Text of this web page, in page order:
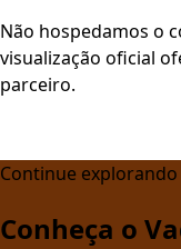
Não hospedamos o
visualização oficial
parceiro.
Continue explorando
Conheça o